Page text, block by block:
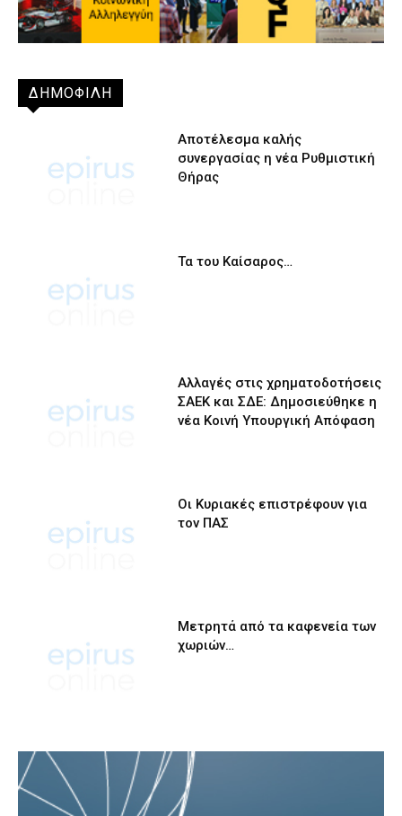
ΔΗΜΟΦΙΛΗ
Αποτέλεσμα καλής
συνεργασίας η νέα Ρυθμιστική
Θήρας
Τα του Καίσαρος…
Αλλαγές στις χρηματοδοτήσεις
ΣΑΕΚ και ΣΔΕ: Δημοσιεύθηκε η
νέα Κοινή Υπουργική Απόφαση
Οι Κυριακές επιστρέφουν για
τον ΠΑΣ
Μετρητά από τα καφενεία των
χωριών…